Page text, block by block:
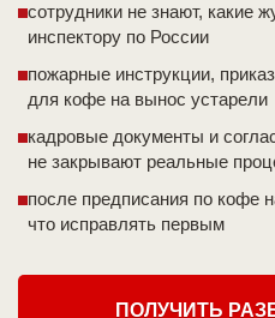
сотрудники не знают, какие
инспектору по России
пожарные инструкции,
для кофе на вынос устарели
кадровые документы и
не закрывают реальные
после предписания по кофе
что исправлять первым
ПОЛУЧИТЬ